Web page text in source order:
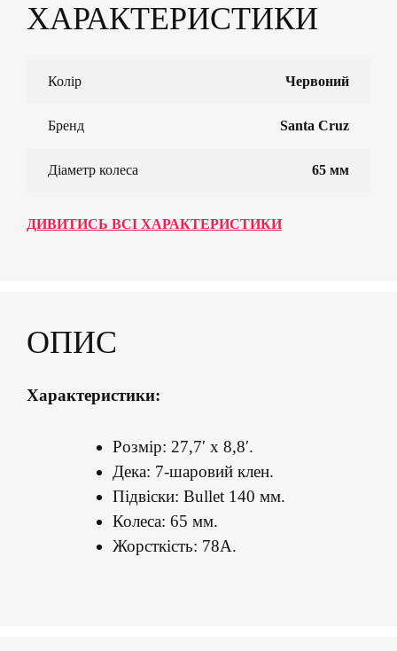
ХАРАКТЕРИСТИКИ
Колір Червоний
Бренд Santa Cruz
Діаметр колеса 65 мм
ДИВИТИСЬ ВСІ ХАРАКТЕРИСТИКИ
ОПИС
Характеристики:
Розмір: 27,7′ x 8,8′.
Дека: 7-шаровий клен.
Підвіски: Bullet 140 мм.
Колеса: 65 мм.
Жорсткість: 78A.